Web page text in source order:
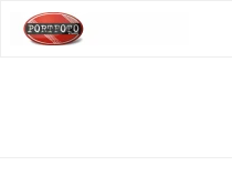
Перейти
к